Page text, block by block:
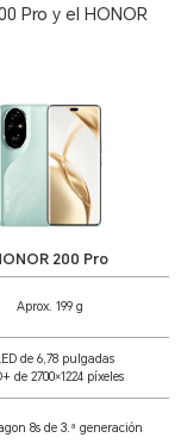
Pro y el HONOR
200 Pro
Aprox. 199 g
de 6,78 pulgadas
de 2700×1224 píxeles
8s de 3.ª generación